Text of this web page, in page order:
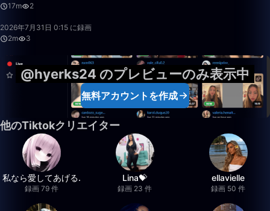
17m
2
2026年7月31日 0:15 に録画
2m
3
@hyerks24 のプレビューのみ表示中
無料アカウントを作成
他のTiktokクリエイター
私なら愛してあげる.
録画 79 件
Lina💝
録画 23 件
ellavielle
録画 50 件